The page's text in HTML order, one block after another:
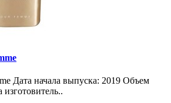
Дата начала выпуска: 2019 Объем